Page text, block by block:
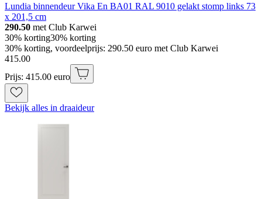
Lundia binnendeur Vika En BA01 RAL 9010 gelakt stomp links 73
x 201,5 cm
290.50 met Club Karwei
30% korting30% korting
30% korting, voordeelprijs: 290.50 euro met Club Karwei
415.00
Prijs: 415.00 euro
Bekijk alles in draaideur